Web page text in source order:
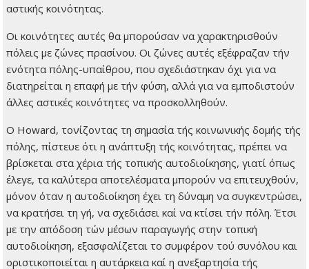
αστικής κοινότητας.
Οι κοινότητες αυτές θα μπορούσαν να χαρακτηρισθούν
πόλεις με ζώνες πρασίνου. Οι ζώνες αυτές εξέφραζαν τήν
ενότητα πόλης-υπαίθρου, που σχεδιάστηκαν όχι για να
διατηρείται η επαφή με τήν φύση, αλλά για να εμποδιστούν
άλλες αστικές κοινότητες να προσκολληθούν.
Ο Howard, τονίζοντας τη σημασία τής κοινωνικής δομής τής
πόλης, πίστευε ότι η ανάπτυξη τής κοινότητας, πρέπει να
βρίσκεται στα χέρια τής τοπικής αυτοδιοίκησης, γιατί όπως
έλεγε, τα καλύτερα αποτελέσματα μπορούν να επιτευχθούν,
μόνον όταν η αυτοδιοίκηση έχει τη δύναμη να συγκεντρώσει,
να κρατήσει τη γή, να σχεδιάσει καί να κτίσει τήν πόλη. Έτσι
με την απόδοση τών μέσων παραγωγής στην τοπική
αυτοδιοίκηση, εξασφαλίζεται το συμφέρον τού συνόλου και
οριστικοποιείται η αυτάρκεια καί η ανεξαρτησία τής